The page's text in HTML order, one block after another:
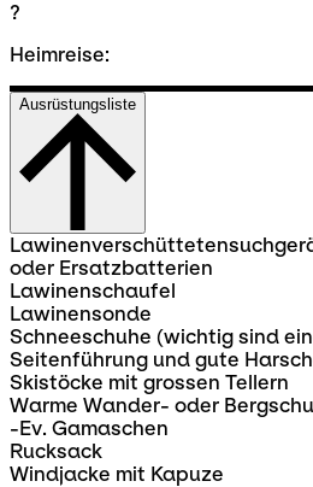
?
Heimreise:
Ausrüstungsliste
oder Ersatzbatterien
Lawinenschaufel
Lawinensonde
Schneeschuhe (wichtig sind
Seitenführung und gute
Skistöcke mit grossen Tellern
Warme Wander- oder
-Ev. Gamaschen
Rucksack
Windjacke mit Kapuze